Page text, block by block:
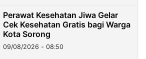
Perawat Kesehatan Jiwa Gelar
Cek Kesehatan Gratis bagi Warga
Kota Sorong
09/08/2026 - 08:50